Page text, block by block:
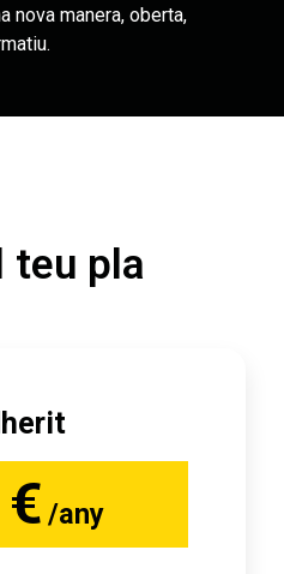
nova manera, oberta,
teu pla
/any